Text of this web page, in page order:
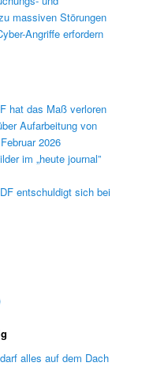
massiven Störungen
Angriffe erfordern
hat das Maß verloren
Aufarbeitung von
2026
im „heute journal”
entschuldigt sich bei
alles auf dem Dach